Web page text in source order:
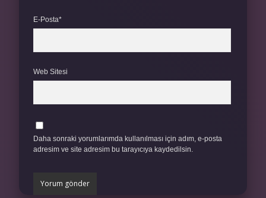
E-Posta*
Web Sitesi
Daha sonraki yorumlarımda kullanılması için adım, e-posta
adresim ve site adresim bu tarayıcıya kaydedilsin.